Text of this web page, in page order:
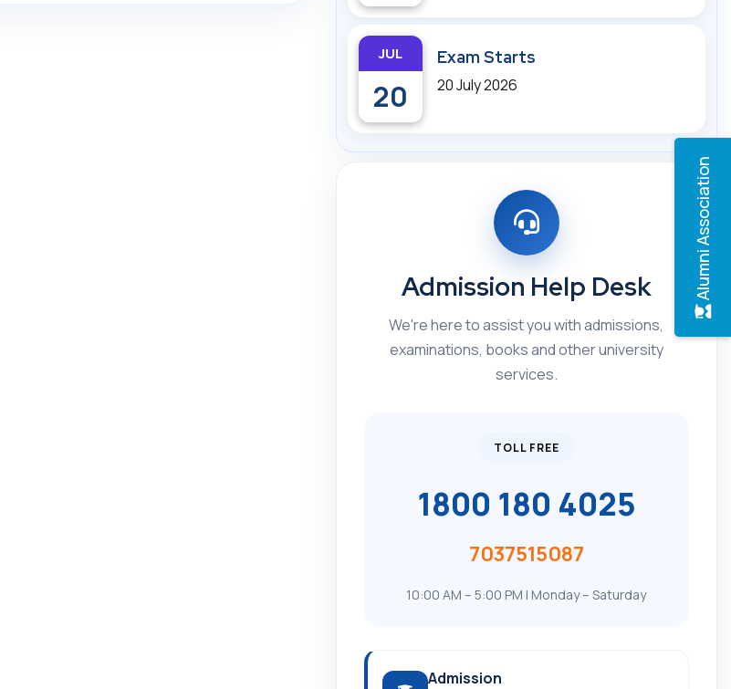
Alumni Association
JUL
20
Exam Starts
20 July 2026
Admission Help Desk
We're here to assist you with admissions,
examinations, books and other university
services.
TOLL FREE
1800 180 4025
7037515087
10:00 AM – 5:00 PM | Monday – Saturday
Admission